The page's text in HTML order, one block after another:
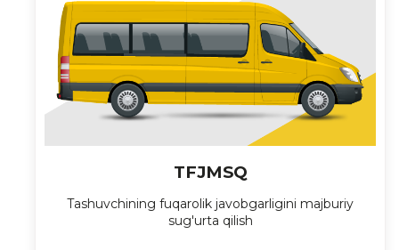
TFJMSQ
Tashuvchining fuqarolik javobgarligini majburiy
sug'urta qilish